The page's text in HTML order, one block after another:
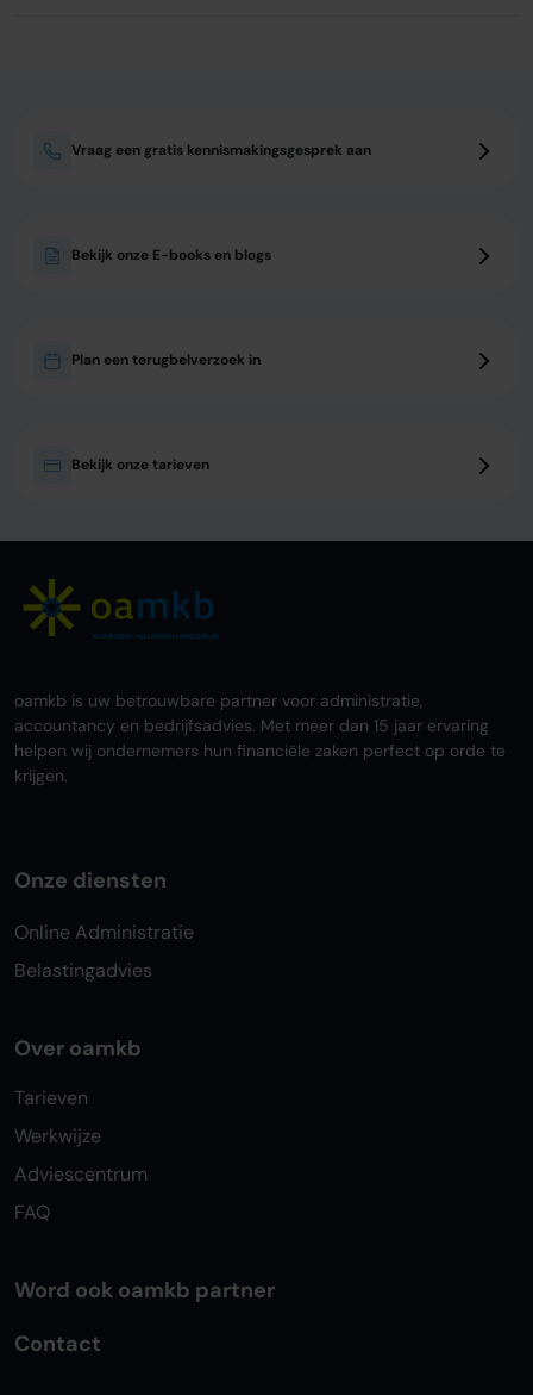
Vraag een gratis kennismakingsgesprek aan
Bekijk onze E-books en blogs
Plan een terugbelverzoek in
Bekijk onze tarieven
NIJMEGEN - MILLINGEN AAN DE RIJN
oamkb is uw betrouwbare partner voor administratie,
accountancy en bedrijfsadvies. Met meer dan 15 jaar ervaring
helpen wij ondernemers hun financiële zaken perfect op orde te
krijgen.
Onze diensten
Online Administratie
Belastingadvies
Over oamkb
Tarieven
Werkwijze
Adviescentrum
FAQ
Word ook oamkb partner
Contact